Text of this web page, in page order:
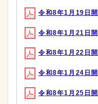
令和8年1月19日
令和8年1月21日
令和8年1月22日
令和8年1月24日
令和8年1月25日